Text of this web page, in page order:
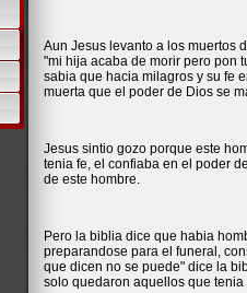
Aun Jesus levanto a los muertos
"mi hija acaba de morir pero pon
sabia que hacia milagros y su fe
muerta que el poder de Dios se
Jesus sintio gozo porque este
tenia fe, el confiaba en el poder
de este hombre.
Pero la biblia dice que habia
preparandose para el funeral,
que dicen no se puede" dice la
solo quedaron aquellos que tenia